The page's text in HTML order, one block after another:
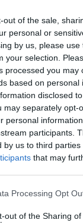
out of the sale,
personal or
by us, please
your selection.
processed you may
based on personal
disclosed
may separately opt-
personal
participants.
by us to third parties
that may
website/app
visit or usage
Processing Opt
out of the Sharing of
ετών στη
να ξεφύγει
τη
δύο αστυνομικοί